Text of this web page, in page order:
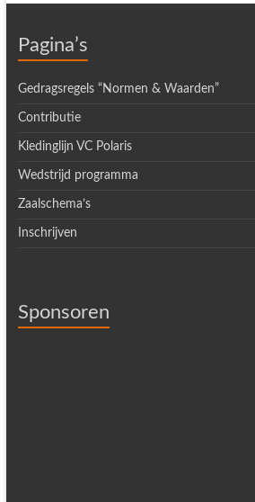
Pagina’s
Gedragsregels “Normen & Waarden”
Contributie
Kledinglijn VC Polaris
Wedstrijd programma
Zaalschema’s
Inschrijven
Sponsoren